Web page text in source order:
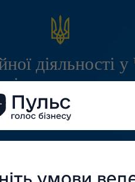
діяльності
з питань